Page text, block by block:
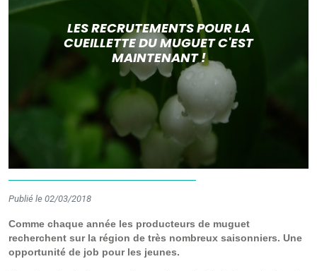
LES RECRUTEMENTS POUR LA
CUEILLETTE DU MUGUET C'EST
MAINTENANT !
Publié le 02/03/2018
Comme chaque année les producteurs de muguet
recherchent sur la région de très nombreux saisonniers. Une
opportunité de job pour les jeunes.